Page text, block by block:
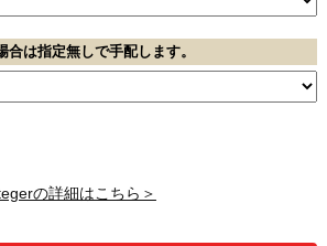
は指定無しで手配します。
の詳細はこちら＞